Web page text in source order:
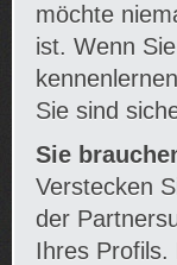
möchte
ist. Wenn
Sie sind
Sie
Verstecken
der
Ihres Profils.